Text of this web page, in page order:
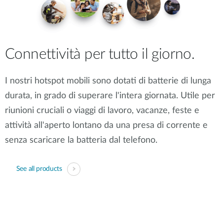
Connettività per tutto il giorno.
I nostri hotspot mobili sono dotati di batterie di lunga
durata, in grado di superare l'intera giornata. Utile per
riunioni cruciali o viaggi di lavoro, vacanze, feste e
attività all'aperto lontano da una presa di corrente e
senza scaricare la batteria dal telefono.
See all products